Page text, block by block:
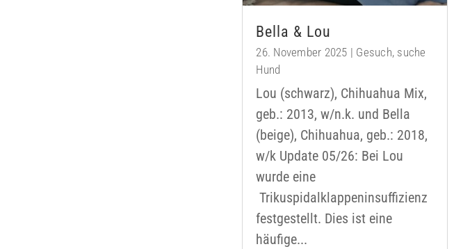
Bella & Lou
26. November 2025 | Gesuch, suche
Hund
Lou (schwarz), Chihuahua Mix,
geb.: 2013, w/n.k. und Bella
(beige), Chihuahua, geb.: 2018,
w/k Update 05/26: Bei Lou
wurde eine
Trikuspidalklappeninsuffizienz
festgestellt. Dies ist eine
häufige...